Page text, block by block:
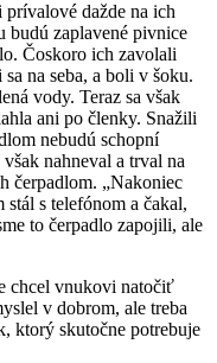
dažde na ich
budú zaplavené pivnice
Čoskoro ich zavolali
na seba, a boli v šoku.
vody. Teraz sa však
ani po členky. Snažili
nebudú schopní
nahneval a trval na
čerpadlom. „Nakoniec
s telefónom a čakal,
to čerpadlo zapojili, ale
chcel vnukovi natočiť
v dobrom, ale treba
ktorý skutočne potrebuje